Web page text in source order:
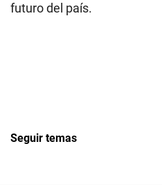
futuro del país.
Seguir temas